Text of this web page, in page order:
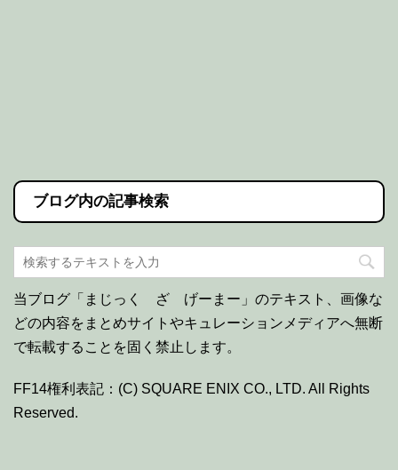
ブログ内の記事検索
当ブログ「まじっく ざ げーまー」のテキスト、画像な
どの内容をまとめサイトやキュレーションメディアへ無断
で転載することを固く禁止します。
FF14権利表記：(C) SQUARE ENIX CO., LTD. All Rights
Reserved.